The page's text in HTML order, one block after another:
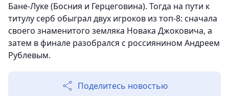
Бане-Луке (Босния и Герцеговина). Тогда на пути к
титулу серб обыграл двух игроков из топ-8: сначала
своего знаменитого земляка Новака Джоковича, а
затем в финале разобрался с россиянином Андреем
Рублевым.
Поделитесь новостью